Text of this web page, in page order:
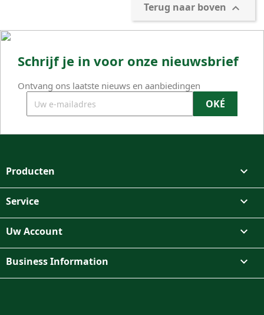
Terug naar boven 
Schrijf je in voor onze nieuwsbrief
Ontvang ons laatste nieuws en aanbiedingen
Producten 
Service 
Uw Account 
Business Information 